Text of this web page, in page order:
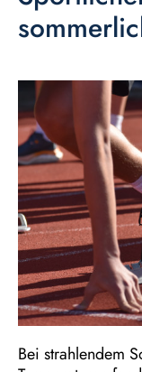
Bei strahlendem